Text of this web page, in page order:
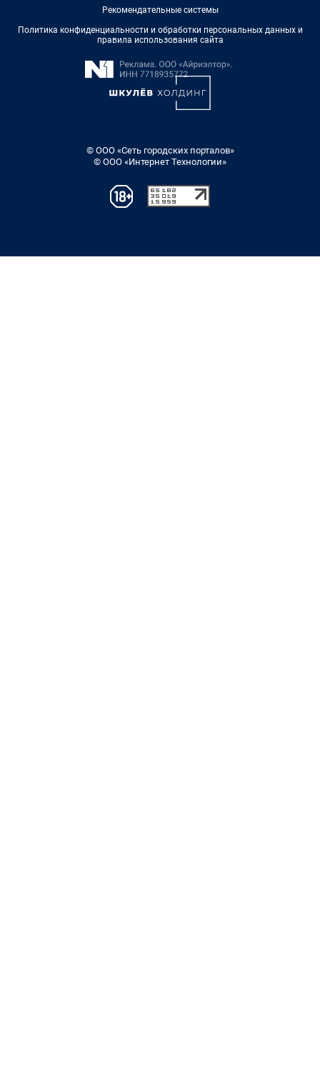
Рекомендательные системы
Политика конфиденциальности и обработки персональных данных и
правила использования сайта
© ООО «Сеть городских порталов»
© ООО «Интернет Технологии»